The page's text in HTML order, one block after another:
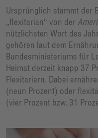
Ursprünglich stammt der
„flexitarian“ von der
nützlichsten Wort des
gehören laut dem
Bundesministeriums für
Heimat derzeit knapp 37
Flexitariern. Dabei
(neun Prozent) oder
(vier Prozent bzw. 31